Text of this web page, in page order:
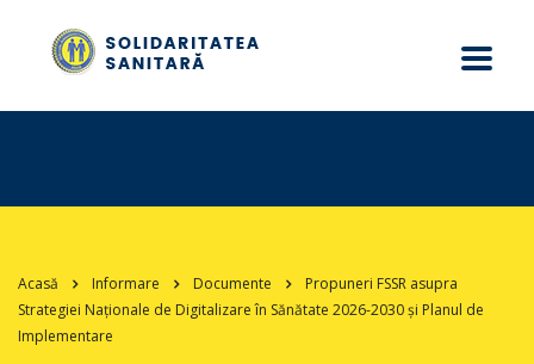
Acasă Informare Documente
Propuneri FSSR asupra
Strategiei Naționale de Digitalizare în Sănătate 2026-2030 și Planul de
Implementare